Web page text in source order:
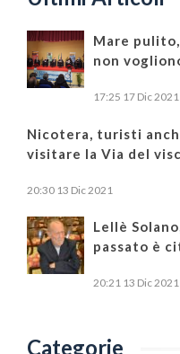
Mare
non
17:25 17 Dic 2021
Nicotera, turisti
visitare la Via del
20:30 13 Dic 2021
Lellè
passato è
20:21 13 Dic 2021
Categorie